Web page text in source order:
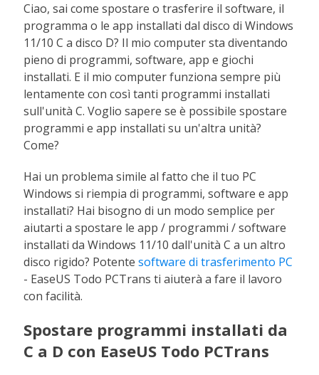
Ciao, sai come spostare o trasferire il software, il
programma o le app installati dal disco di Windows
11/10 C a disco D? Il mio computer sta diventando
pieno di programmi, software, app e giochi
installati. E il mio computer funziona sempre più
lentamente con così tanti programmi installati
sull'unità C. Voglio sapere se è possibile spostare
programmi e app installati su un'altra unità?
Come?
Hai un problema simile al fatto che il tuo PC
Windows si riempia di programmi, software e app
installati? Hai bisogno di un modo semplice per
aiutarti a spostare le app / programmi / software
installati da Windows 11/10 dall'unità C a un altro
disco rigido? Potentesoftware di trasferimento PC
- EaseUS Todo PCTrans ti aiuterà a fare il lavoro
con facilità.
Spostare programmi installati da
C a D con EaseUS Todo PCTrans